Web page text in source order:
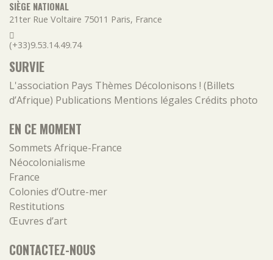
SIÈGE NATIONAL
21ter Rue Voltaire 75011 Paris, France
(+33)9.53.14.49.74
SURVIE
L'association Pays Thèmes Décolonisons ! (Billets
d’Afrique) Publications Mentions légales Crédits photo
EN CE MOMENT
Sommets Afrique-France
Néocolonialisme
France
Colonies d’Outre-mer
Restitutions
Œuvres d’art
CONTACTEZ-NOUS